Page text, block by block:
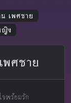
เพศชาย
ง
พศชาย
จพร้อมรัก